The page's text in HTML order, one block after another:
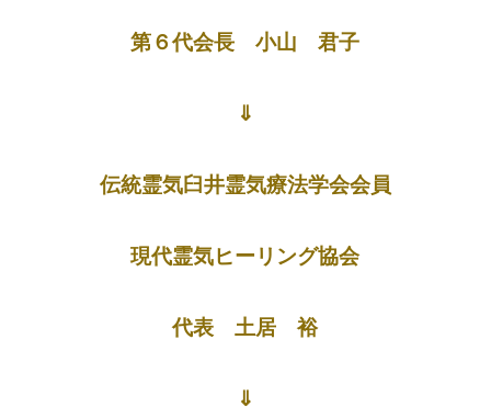
第６代会長 小山 君子
⇓
伝統霊気臼井霊気療法学会会員
現代霊気ヒーリング協会
代表 土居 裕
⇓